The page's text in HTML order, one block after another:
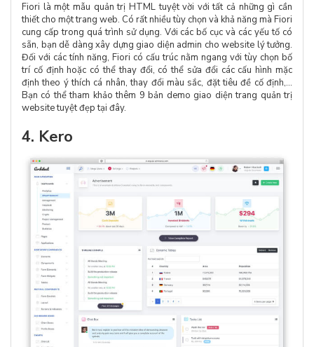
Fiori là một mẫu quản trị HTML tuyệt vời với tất cả những gì cần
thiết cho một trang web. Có rất nhiều tùy chọn và khả năng mà Fiori
cung cấp trong quá trình sử dụng. Với các bố cục và các yếu tố có
sẵn, bạn dễ dàng xây dựng giao diện admin cho website lý tưởng.
Đối với các tính năng, Fiori có cấu trúc nằm ngang với tùy chọn bố
trí cố định hoặc có thể thay đổi, có thể sửa đổi các cấu hình mặc
định theo ý thích cá nhân, thay đổi màu sắc, đặt tiêu đề cố định,…
Bạn có thể tham khảo thêm 9 bản demo giao diện trang quản trị
website tuyệt đẹp tại đây.
4. Kero